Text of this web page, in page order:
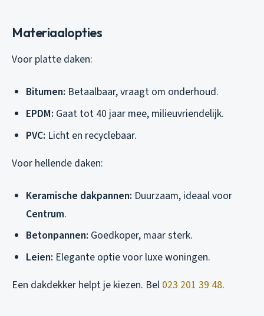
Materiaalopties
Voor platte daken:
Bitumen: Betaalbaar, vraagt om onderhoud.
EPDM: Gaat tot 40 jaar mee, milieuvriendelijk.
PVC: Licht en recyclebaar.
Voor hellende daken:
Keramische dakpannen: Duurzaam, ideaal voor
Centrum.
Betonpannen: Goedkoper, maar sterk.
Leien: Elegante optie voor luxe woningen.
Een dakdekker helpt je kiezen. Bel 023 201 39 48.